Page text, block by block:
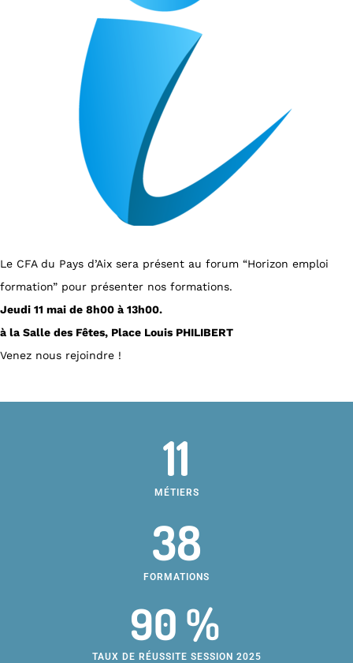
Le CFA du Pays d’Aix sera présent au forum “Horizon emploi
formation” pour présenter nos formations.
Jeudi 11 mai de 8h00 à 13h00.
à la Salle des Fêtes, Place Louis PHILIBERT
Venez nous rejoindre !
11
MÉTIERS
38
FORMATIONS
90 %
TAUX DE RÉUSSITE SESSION 2025